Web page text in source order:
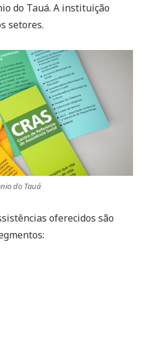
do Tauá. A instituição
setores.
do Tauá
oferecidos são